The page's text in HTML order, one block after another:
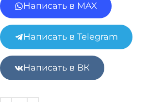
Написать в MAX
Написать в Telegram
Написать в ВК